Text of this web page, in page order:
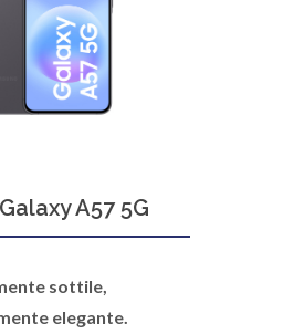
A57 5G
sottile,
elegante.